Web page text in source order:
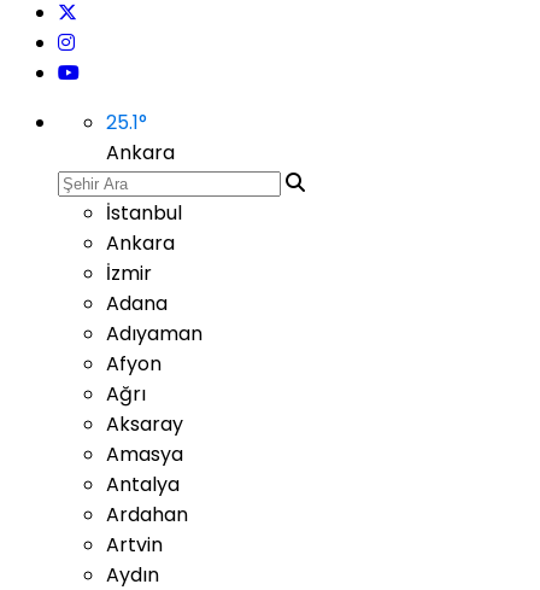
25.1°
Ankara
İstanbul
Ankara
İzmir
Adana
Adıyaman
Afyon
Ağrı
Aksaray
Amasya
Antalya
Ardahan
Artvin
Aydın